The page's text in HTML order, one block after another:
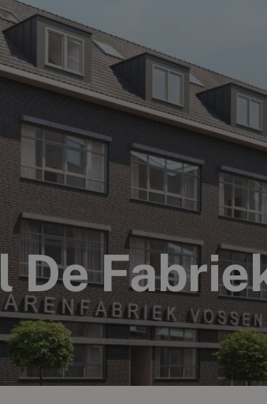
De